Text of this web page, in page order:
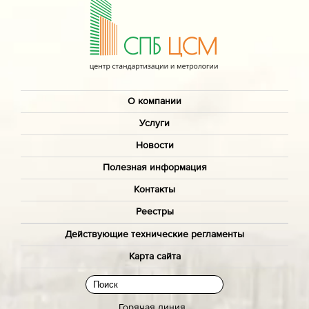
О компании
Услуги
Новости
Полезная информация
Контакты
Реестры
Действующие технические регламенты
Карта сайта